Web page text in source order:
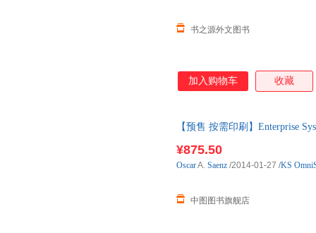
书之源外文图书
加入购物车 收藏
【预售 按需印刷】Enterprise
¥875.50
中图图书旗舰店
OscarA. Saenz /2014-01-27 /KS